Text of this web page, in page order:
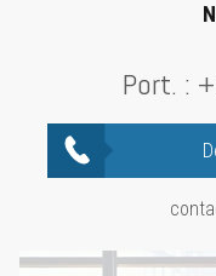
Port. :